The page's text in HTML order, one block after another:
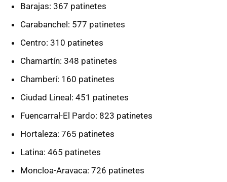
Barajas: 367 patinetes
Carabanchel: 577 patinetes
Centro: 310 patinetes
Chamartín: 348 patinetes
Chamberí: 160 patinetes
Ciudad Lineal: 451 patinetes
Fuencarral-El Pardo: 823 patinetes
Hortaleza: 765 patinetes
Latina: 465 patinetes
Moncloa-Aravaca: 726 patinetes